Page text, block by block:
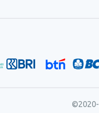
©2020-